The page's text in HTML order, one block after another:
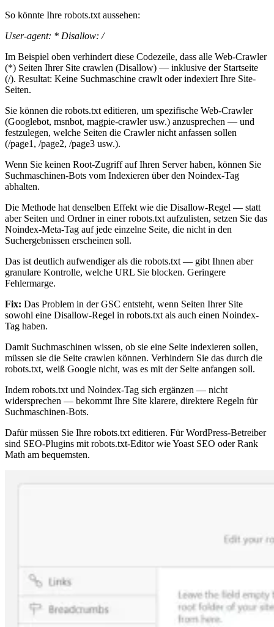
So könnte Ihre robots.txt aussehen:
User-agent: * Disallow: /
Im Beispiel oben verhindert diese Codezeile, dass alle Web-Crawler
(*) Seiten Ihrer Site crawlen (Disallow) — inklusive der Startseite
(/). Resultat: Keine Suchmaschine crawlt oder indexiert Ihre Site-
Seiten.
Sie können die robots.txt editieren, um spezifische Web-Crawler
(Googlebot, msnbot, magpie-crawler usw.) anzusprechen — und
festzulegen, welche Seiten die Crawler nicht anfassen sollen
(/page1, /page2, /page3 usw.).
Wenn Sie keinen Root-Zugriff auf Ihren Server haben, können Sie
Suchmaschinen-Bots vom Indexieren über den Noindex-Tag
abhalten.
Die Methode hat denselben Effekt wie die Disallow-Regel — statt
aber Seiten und Ordner in einer robots.txt aufzulisten, setzen Sie das
Noindex-Meta-Tag auf jede einzelne Seite, die nicht in den
Suchergebnissen erscheinen soll.
Das ist deutlich aufwendiger als die robots.txt — gibt Ihnen aber
granulare Kontrolle, welche URL Sie blocken. Geringere
Fehlermarge.
Fix: Das Problem in der GSC entsteht, wenn Seiten Ihrer Site
sowohl eine Disallow-Regel in robots.txt als auch einen Noindex-
Tag haben.
Damit Suchmaschinen wissen, ob sie eine Seite indexieren sollen,
müssen sie die Seite crawlen können. Verhindern Sie das durch die
robots.txt, weiß Google nicht, was es mit der Seite anfangen soll.
Indem robots.txt und Noindex-Tag sich ergänzen — nicht
widersprechen — bekommt Ihre Site klarere, direktere Regeln für
Suchmaschinen-Bots.
Dafür müssen Sie Ihre robots.txt editieren. Für WordPress-Betreiber
sind SEO-Plugins mit robots.txt-Editor wie Yoast SEO oder Rank
Math am bequemsten.